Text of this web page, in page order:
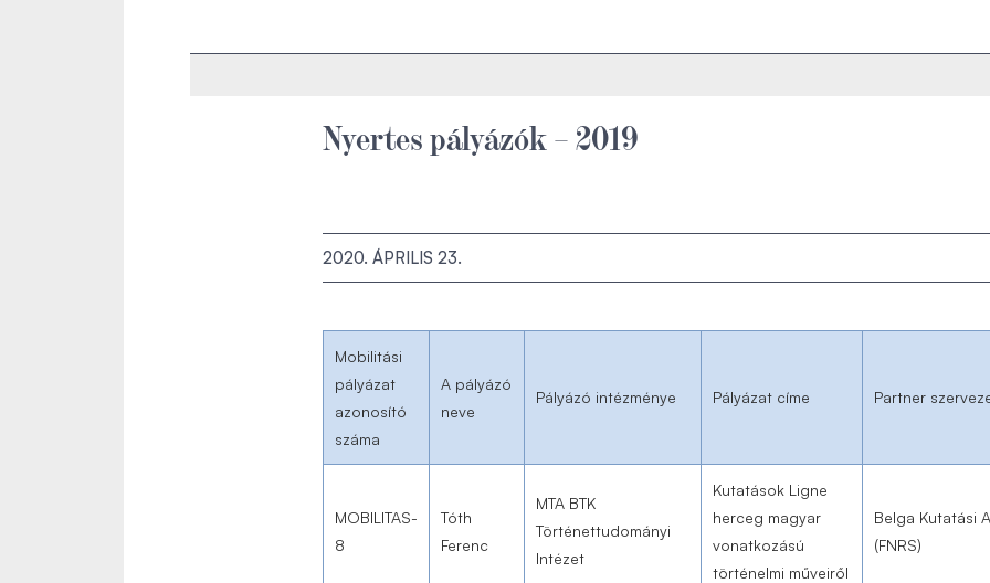
Nyertes pályázók – 2019
2020. ÁPRILIS 23.
Mobilitási
pályázat
azonosító
száma
A pályázó
neve
Pályázó intézménye Pályázat címe Partner
MOBILITAS-
8
Tóth
Ferenc
MTA BTK
Történettudományi
Intézet
Kutatások Ligne
herceg magyar
vonatkozású
történelmi műveiről
Belga Kutatási
(FNRS)